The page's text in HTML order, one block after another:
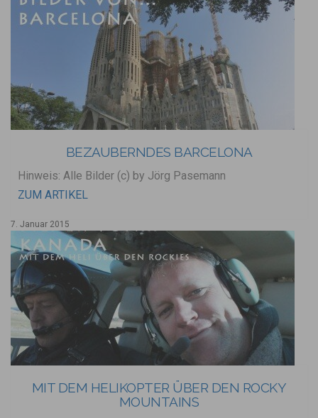
BEZAUBERNDES BARCELONA
Hinweis: Alle Bilder (c) by Jörg Pasemann
ZUM ARTIKEL
7. Januar 2015
MIT DEM HELIKOPTER ÜBER DEN ROCKY
MOUNTAINS